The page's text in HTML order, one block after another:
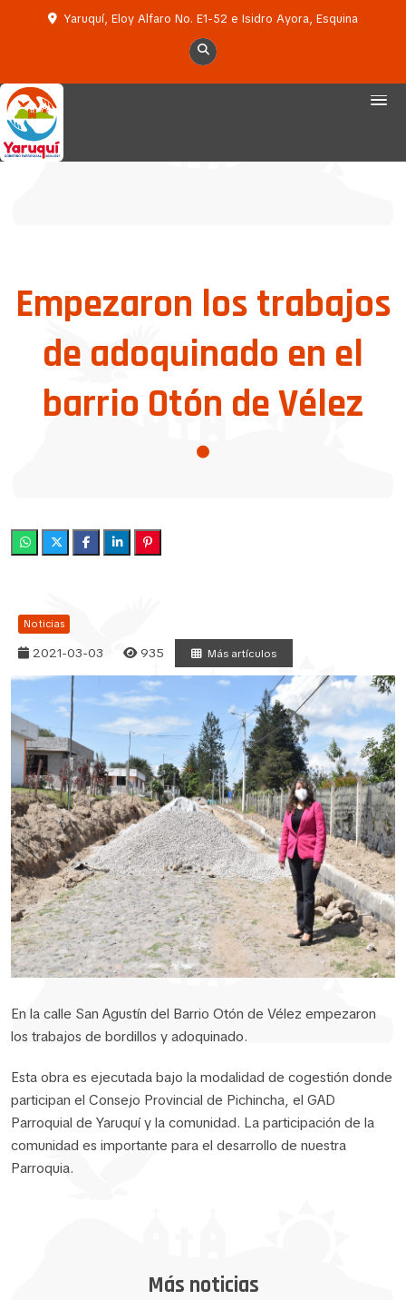
Yaruquí, Eloy Alfaro No. E1-52 e Isidro Ayora, Esquina
Empezaron los trabajos
de adoquinado en el
barrio Otón de Vélez
Noticias
2021-03-03 935 Más artículos
En la calle San Agustín del Barrio Otón de Vélez empezaron
los trabajos de bordillos y adoquinado.
Esta obra es ejecutada bajo la modalidad de cogestión donde
participan el Consejo Provincial de Pichincha, el GAD
Parroquial de Yaruquí y la comunidad. La participación de la
comunidad es importante para el desarrollo de nuestra
Parroquia.
Más noticias